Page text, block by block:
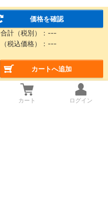
価格を確認
合計（税別）： ---
（税込価格）： ---
カートへ追加
カート ログイン